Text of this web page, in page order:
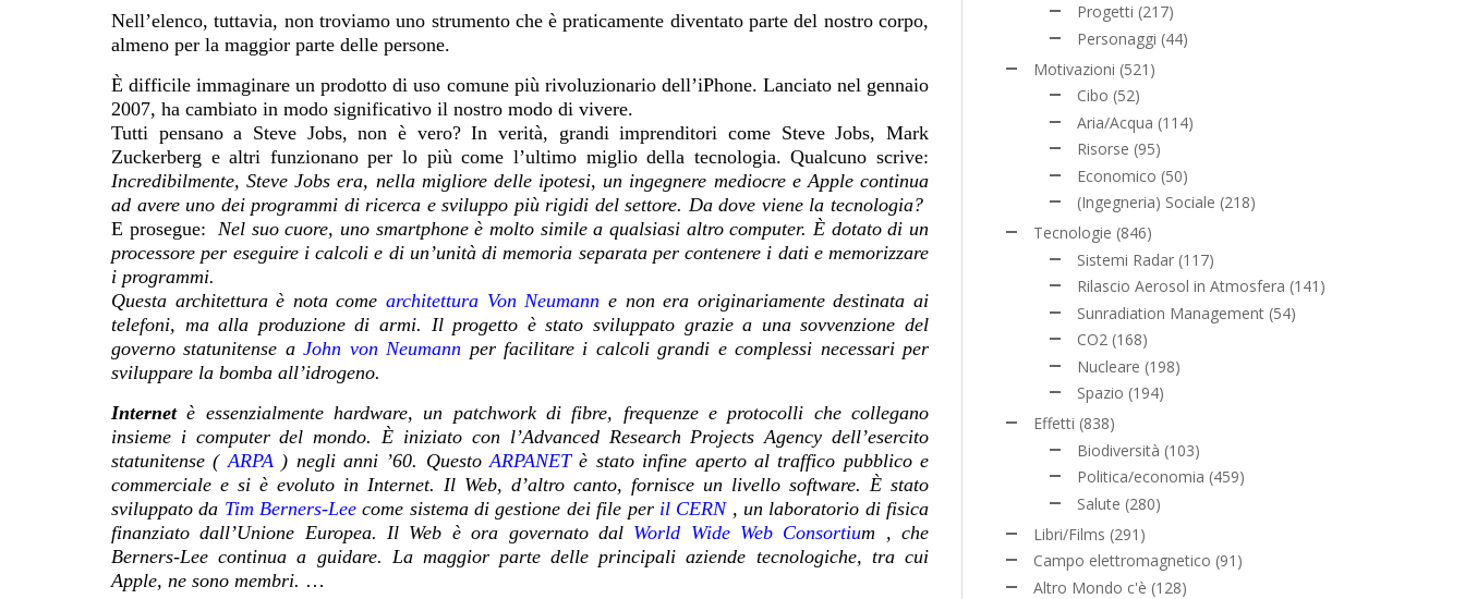
Nell’elenco, tuttavia, non troviamo uno strumento che è praticamente diventato parte del nostro corpo,
almeno per la maggior parte delle persone.
È difficile immaginare un prodotto di uso comune più rivoluzionario dell’iPhone. Lanciato nel gennaio
2007, ha cambiato in modo significativo il nostro modo di vivere.
Tutti pensano a Steve Jobs, non è vero? In verità, grandi imprenditori come Steve Jobs, Mark
Zuckerberg e altri funzionano per lo più come l’ultimo miglio della tecnologia.Qualcuno scrive:
Incredibilmente, Steve Jobs era, nella migliore delle ipotesi, un ingegnere mediocre e Apple continua
ad avere uno dei programmi di ricerca e sviluppo più rigidi del settore. Da dove viene la tecnologia?
E prosegue: Nel suo cuore, uno smartphone è molto simile a qualsiasi altro computer. È dotato di un
processore per eseguire i calcoli e di un’unità di memoria separata per contenere i dati e memorizzare
i programmi.
Questa architettura è nota comearchitettura Von Neumann e non era originariamente destinata ai
telefoni, ma alla produzione di armi. Il progetto è stato sviluppato grazie a una sovvenzione del
governo statunitense aJohn von Neumann per facilitare i calcoli grandi e complessi necessari per
sviluppare la bomba all’idrogeno.
Internetè essenzialmente hardware, un patchwork di fibre, frequenze e protocolli che collegano
insieme i computer del mondo. È iniziato con l’Advanced ResearchProjects Agency dell’esercito
statunitense ( ARPA) negli anni ’60. QuestoARPANETè stato infine aperto al traffico pubblico e
commerciale e si è evoluto in Internet. Il Web, d’altro canto, fornisce un livello software. È stato
sviluppato da Tim Berners-Lee come sistema di gestione dei file per il CERN, un laboratorio di fisica
finanziato dall’Unione Europea. Il Web è ora governato dal World Wide Web Consortium , che
Berners-Lee continua a guidare. La maggior parte delle principali aziende tecnologiche, tra cui
Apple, ne sono membri. …
Progetti (217)
Personaggi (44)
Motivazioni (521)
Cibo (52)
Aria/Acqua (114)
Risorse (95)
Economico (50)
(Ingegneria) Sociale (218)
Tecnologie (846)
Sistemi Radar (117)
Rilascio Aerosol in Atmosfera (141)
Sunradiation Management (54)
CO2 (168)
Nucleare (198)
Spazio (194)
Effetti (838)
Biodiversità (103)
Politica/economia (459)
Salute (280)
Libri/Films (291)
Campo elettromagnetico (91)
Altro Mondo c'è (128)